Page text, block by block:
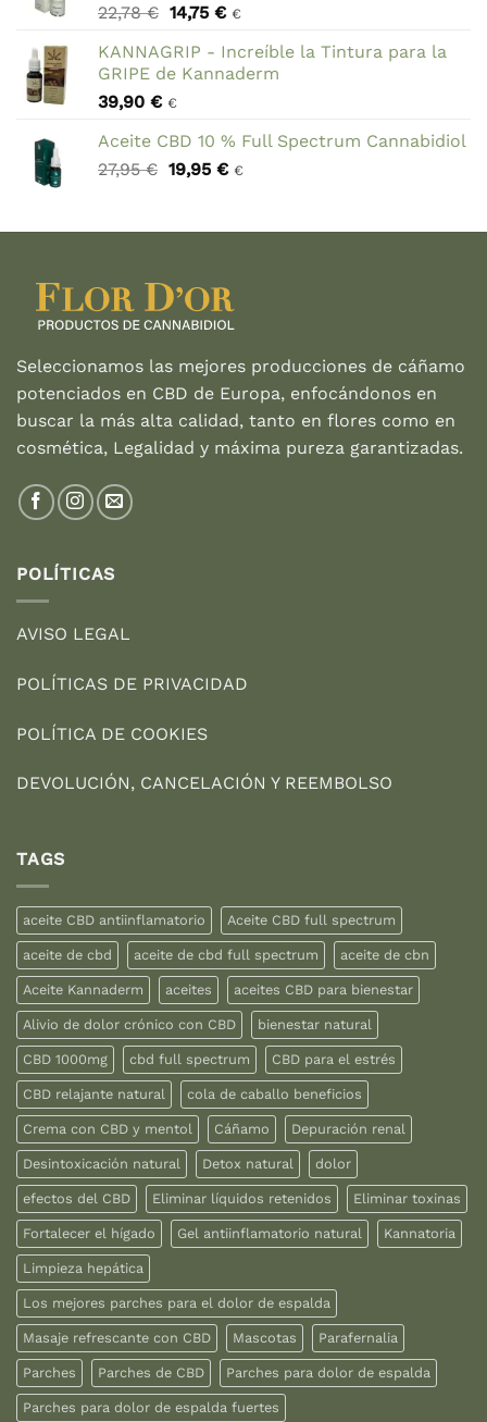
22,78€ El
original
era:
22,78 €.
14,75 €El
actual
es:
€
KANNAGRIP - Increíble la Tintura para la
GRIPE de Kannaderm
39,90 € €
Aceite CBD 10 % Full Spectrum Cannabidiol
27,95€ El
era:
19,95 €El
es:
€
Seleccionamos las mejores producciones de cáñamo
potenciados en CBD de Europa, enfocándonos en
buscar la más alta calidad, tanto en flores como en
cosmética, Legalidad y máxima pureza garantizadas.
POLÍTICAS
AVISO LEGAL
POLÍTICAS DE PRIVACIDAD
POLÍTICA DE COOKIES
DEVOLUCIÓN, CANCELACIÓN Y REEMBOLSO
TAGS
aceite CBD antiinflamatorio Aceite CBD full spectrum
aceite de cbd aceite de cbd full spectrum aceite de cbn
Aceite Kannaderm aceites aceites CBD para bienestar
Alivio de dolor crónico con CBD bienestar natural
CBD 1000mg cbd full spectrum CBD para el estrés
CBD relajante natural cola de caballo beneficios
Crema con CBD y mentol Cáñamo Depuración renal
Desintoxicación natural Detox natural dolor
efectos del CBD Eliminar líquidos retenidos Eliminar toxinas
Fortalecer el hígado Gel antiinflamatorio natural Kannatoria
Limpieza hepática
Los mejores parches para el dolor de espalda
Masaje refrescante con CBD Mascotas Parafernalia
Parches Parches de CBD Parches para dolor de espalda
Parches para dolor de espalda fuertes